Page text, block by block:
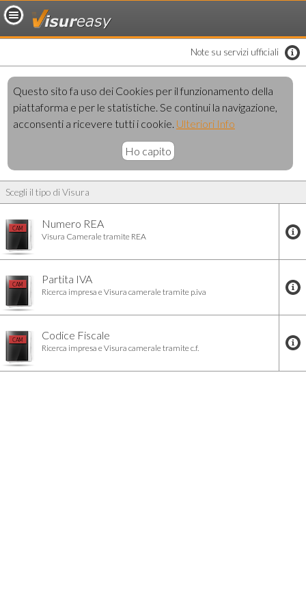
Note su servizi ufficiali
Questo sito fa uso dei Cookies per il funzionamento della
piattaforma e per le statistiche. Se continui la navigazione,
acconsenti a ricevere tutti i cookie. Ulteriori Info
Ho capito
Scegli il tipo di Visura
Numero REA
Visura Camerale tramite REA
Partita IVA
Ricerca impresa e Visura camerale tramite p.iva
Codice Fiscale
Ricerca impresa e Visura camerale tramite c.f.